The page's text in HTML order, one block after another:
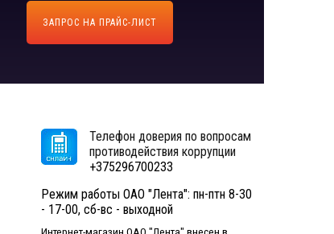
ЗАПРОС НА ПРАЙС-ЛИСТ
Телефон доверия по вопросам
противодействия коррупции
+375296700233
Режим работы ОАО "Лента": пн-птн 8-30
- 17-00, сб-вс - выходной